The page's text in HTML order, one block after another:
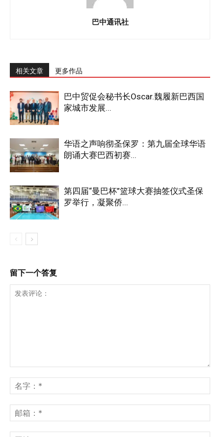
巴中通讯社
相关文章 更多作品
巴中贸促会秘书长Oscar.魏履新巴西国
家城市发展...
华语之声响彻圣保罗：第九届全球华语
朗诵大赛巴西初赛...
第四届“曼巴杯”篮球大赛抽签仪式圣保
罗举行，凝聚侨...
留下一个答复